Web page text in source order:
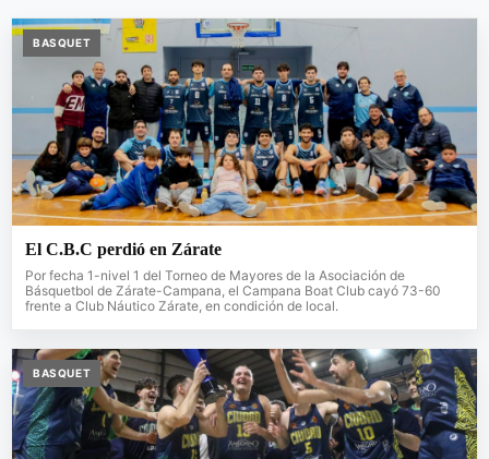
BASQUET
El C.B.C perdió en Zárate
Por fecha 1-nivel 1 del Torneo de Mayores de la Asociación de
Básquetbol de Zárate-Campana, el Campana Boat Club cayó 73-60
frente a Club Náutico Zárate, en condición de local.
BASQUET